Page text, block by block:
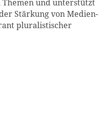
Themen und unterstützt
Stärkung von Medien-
pluralistischer